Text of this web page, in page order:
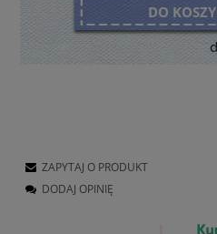
DO
ZAPYTAJ O PRODUKT
DODAJ OPINIĘ